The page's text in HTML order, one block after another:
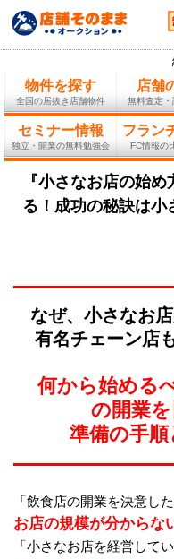
物件を探す
全国の居抜き店舗物件
店舗
無料査定・
セミナー情報
独立・開業の無料勉強会
フラン
FC情報の
『小さなお店の始
る！成功の秘訣は小
なぜ、小さなお
有名チェーン店
何から始める
の開業を
準備の手
「飲食店の開業を決意し
お店の規模が分からな
「小さなお店を経営して